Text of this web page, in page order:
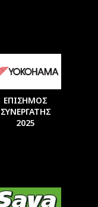
ΕΠΙΣΗΜΟΣ
ΣΥΝΕΡΓΑΤΗΣ
2025